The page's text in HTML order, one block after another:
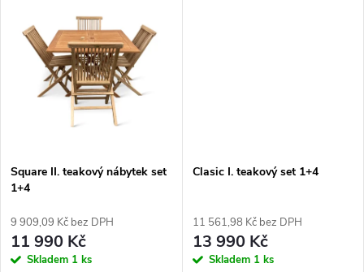
ů
ů
masivní rozměrný rozkládací
hranatý...
Square II. teakový nábytek set
1+4
9 909,09 Kč bez DPH
11 990 Kč
Skladem 1 ks
Clasic I. teakový set 1+4
11 561,98 Kč bez DPH
13 990 Kč
Skladem 1 ks